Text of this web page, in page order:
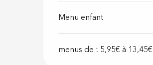
Menu enfant
menus de : 5,95€ à 13,45€